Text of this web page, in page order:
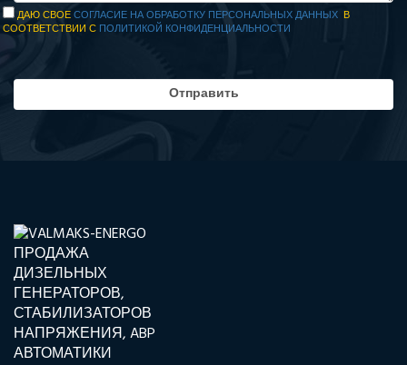
ДАЮ СВОЕСОГЛАСИЕ НА ОБРАБОТКУ ПЕРСОНАЛЬНЫХ ДАННЫХ В
СООТВЕТСТВИИ С ПОЛИТИКОЙ КОНФИДЕНЦИАЛЬНОСТИ